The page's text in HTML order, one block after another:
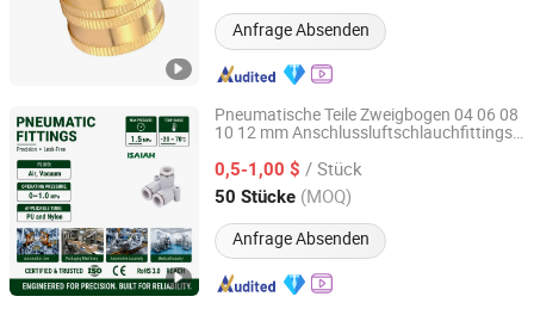
Anfrage Absenden
Pneumatische Teile Zweigbogen 04 06 08
10 12 mm Anschlussluftschlauchfittings
0,5-1,00 $ / Stück
50 Stücke (MOQ)
Anfrage Absenden
NINGBO INTELL PNEUMATIC TECHNOLOGY CO., LTD.
Zhejiang, China Seit 2021